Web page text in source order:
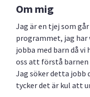
Om mig
Jag är en tjej som
programmet, jag
jobba med barn då vi
oss att förstå barnen
Jag söker detta jobb
tycker det är kul att